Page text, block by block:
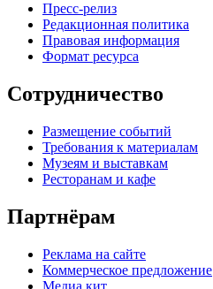
Пресс-релиз
Редакционная политика
Правовая информация
Формат ресурса
Сотрудничество
Размещение событий
Требования к материалам
Музеям и выставкам
Ресторанам и кафе
Партнёрам
Реклама на сайте
Коммерческое предложение
Медиа кит